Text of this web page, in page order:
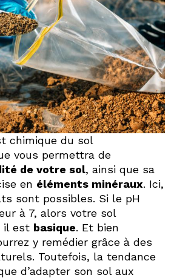
chimique du sol
vous permettra de
de votre sol, ainsi que sa
en éléments minéraux. Ici,
sont possibles. Si le pH
à 7, alors votre sol
il est basique. Et bien
y remédier grâce à des
Toutefois, la tendance
d’adapter son sol aux